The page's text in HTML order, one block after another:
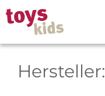
Zum
Inhalt
springen
Hersteller: